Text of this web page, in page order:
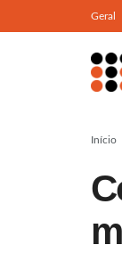
Geral
Início